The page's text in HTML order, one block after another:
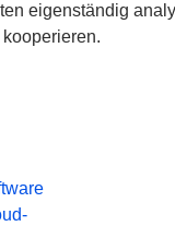
eigenständig